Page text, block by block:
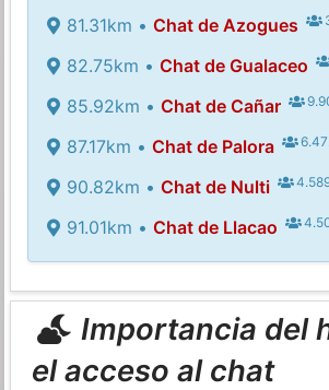
81.31km • Chat de Azogues
82.75km • Chat de Gualaceo
85.92km • Chat de Cañar
87.17km • Chat de Palora
90.82km • Chat de Nulti
91.01km • Chat de Llacao
Importancia del
el acceso al chat